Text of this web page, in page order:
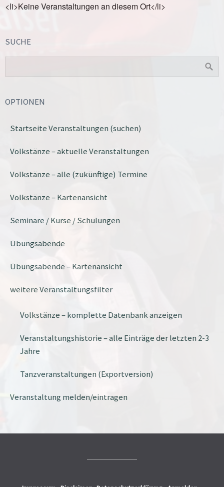
<li>Keine Veranstaltungen an diesem Ort</li>
SUCHE
OPTIONEN
Startseite Veranstaltungen (suchen)
Volkstänze – aktuelle Veranstaltungen
Volkstänze – alle (zukünftige) Termine
Volkstänze – Kartenansicht
Seminare / Kurse / Schulungen
Übungsabende
Übungsabende – Kartenansicht
weitere Veranstaltungsfilter
Volkstänze – komplette Datenbank anzeigen
Veranstaltungshistorie – alle Einträge der letzten 2-3
Jahre
Tanzveranstaltungen (Exportversion)
Veranstaltung melden/eintragen